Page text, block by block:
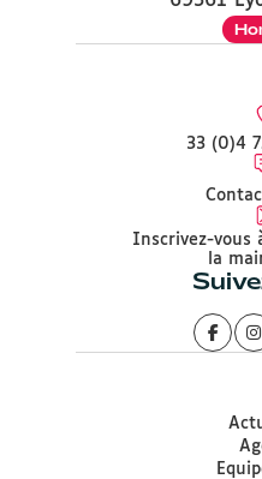
33 (0)4
Inscrivez-vous
la